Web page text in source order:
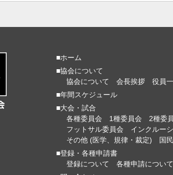
■ホーム
■協会について
協会について
会長挨拶 役員
■年間スケジュール
■大会・試合
各種委員会
1種委員会 2種委
フットサル委員会
インクルー
その他 (医学、規律・裁定)
国
■登録・各種申請書
登録について
各種申請について